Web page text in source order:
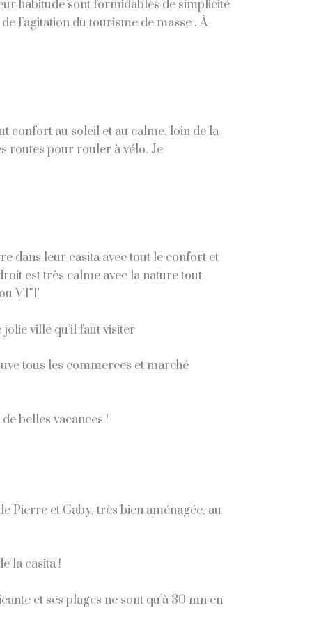
habitude sont formidables de simplicité
l’agitation du tourisme de masse . À
confort au soleil et au calme, loin de la
routes pour rouler à vélo. Je
dans leur casita avec tout le confort et
est très calme avec la nature tout
VTT
jolie ville qu’il faut visiter
tous les commerces et marché
belles vacances !
Pierre et Gaby, très bien aménagée, au
la casita !
et ses plages ne sont qu’à 30 mn en